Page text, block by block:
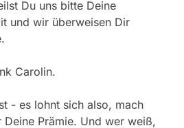
Du uns bitte Deine
und wir überweisen Dir
Carolin.
- es lohnt sich also, mach
Deine Prämie. Und wer weiß,